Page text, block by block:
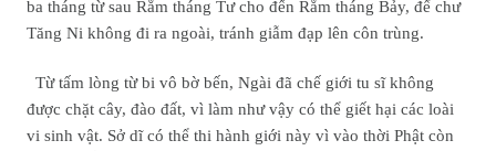
ba tháng từ sau Rằm tháng Tư cho đến Rằm tháng Bảy, để chư
Tăng Ni không đi ra ngoài, tránh giẫm đạp lên côn trùng.
Từ tấm lòng từ bi vô bờ bến, Ngài đã chế giới tu sĩ không
được chặt cây, đào đất, vì làm như vậy có thể giết hại các loài
vi sinh vật. Sở dĩ có thể thi hành giới này vì vào thời Phật còn